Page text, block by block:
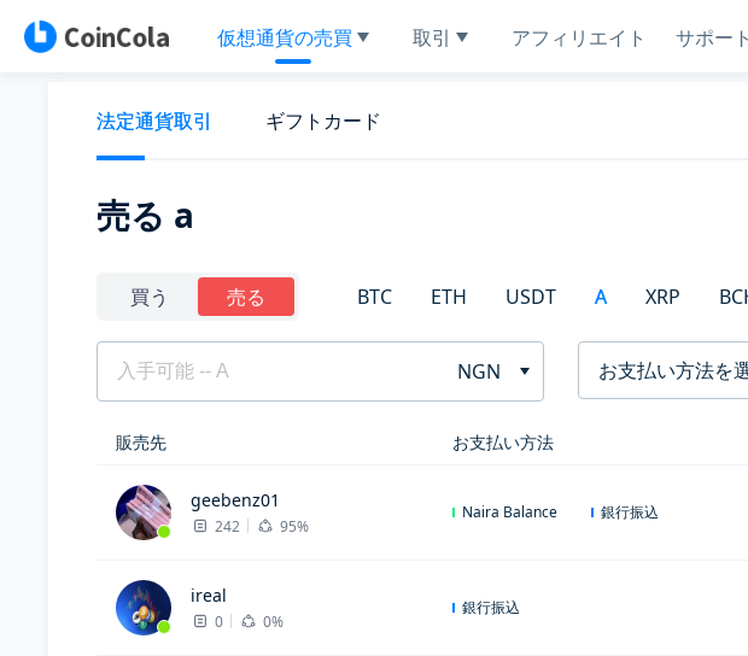
仮想通貨の売買 取引 アフィリエイト サポート
法定通貨取引 ギフトカード
売る a
買う 売る BTC ETH USDT A XRP
NGN お支払い方法を
販売先 お支払い方法
geebenz01
242 95%
Naira Balance 銀行振込
ireal
0 0%
銀行振込